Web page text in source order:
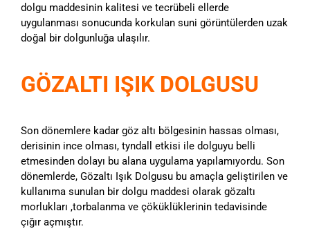
dolgu maddesinin kalitesi ve tecrübeli ellerde
uygulanması sonucunda korkulan suni görüntülerden uzak
doğal bir dolgunluğa ulaşılır.
GÖZALTI IŞIK DOLGUSU
Son dönemlere kadar göz altı bölgesinin hassas olması,
derisinin ince olması, tyndall etkisi ile dolguyu belli
etmesinden dolayı bu alana uygulama yapılamıyordu. Son
dönemlerde, Gözaltı Işık Dolgusu bu amaçla geliştirilen ve
kullanıma sunulan bir dolgu maddesi olarak gözaltı
morlukları ,torbalanma ve çöküklüklerinin tedavisinde
çığır açmıştır.